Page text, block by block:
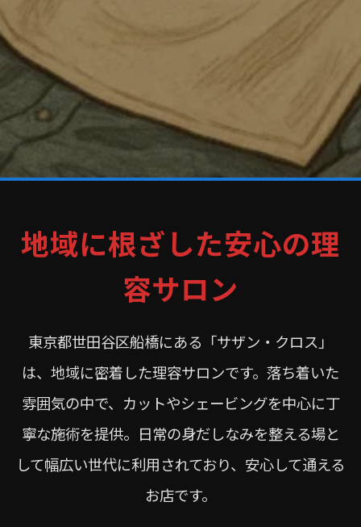
地域に根ざした安心の理
容サロン
東京都世田谷区船橋にある「サザン・クロス」
は、地域に密着した理容サロンです。落ち着いた
雰囲気の中で、カットやシェービングを中心に丁
寧な施術を提供。日常の身だしなみを整える場と
して幅広い世代に利用されており、安心して通える
お店です。